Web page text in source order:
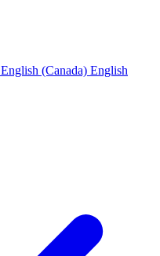
English (Canada) English